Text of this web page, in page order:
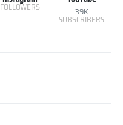
FOLLOWERS 39K
SUBSCRIBERS